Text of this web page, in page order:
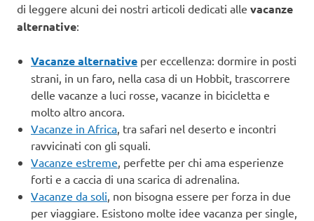
di leggere alcuni dei nostri articoli dedicati alle vacanze
alternative:
Vacanze alternative per eccellenza: dormire in posti
strani, in un faro, nella casa di un Hobbit, trascorrere
delle vacanze a luci rosse, vacanze in bicicletta e
molto altro ancora.
Vacanze in Africa , tra safari nel deserto e incontri
ravvicinati con gli squali.
Vacanze estreme , perfette per chi ama esperienze
forti e a caccia di una scarica di adrenalina.
Vacanze da soli , non bisogna essere per forza in due
per viaggiare. Esistono molte idee vacanza per single,